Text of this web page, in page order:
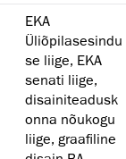
EKA
Üliõpilasesindu
se liige, EKA
senati liige,
disainiteadusk
onna nõukogu
liige, graafiline